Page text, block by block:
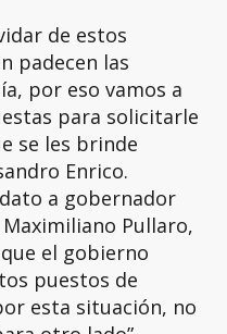
de estos
padecen las
por eso vamos a
para solicitarle
se les brinde
Enrico.
a gobernador
Pullaro,
el gobierno
puestos de
esta situación, no